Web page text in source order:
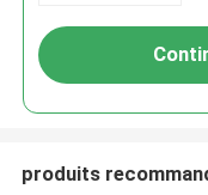
produits